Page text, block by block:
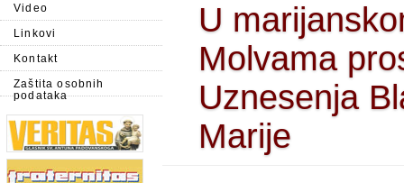
Video
Linkovi
Kontakt
Zaštita osobnih
podataka
U
Molvama
Uznesenja
Marije